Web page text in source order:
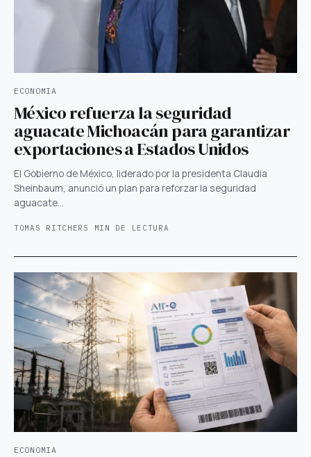
ECONOMIA
México refuerza la seguridad
aguacate Michoacán para garantizar
exportaciones a Estados Unidos
El Gobierno de México, liderado por la presidenta Claudia
Sheinbaum, anunció un plan para reforzar la seguridad
aguacate…
TOMAS RITCHER 5 MIN DE LECTURA
ECONOMIA